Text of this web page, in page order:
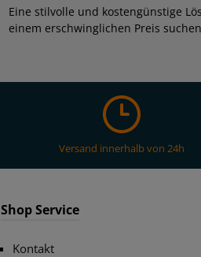
Eine stilvolle und kostengünstige
einem erschwinglichen Preis
Versand innerhalb von 24h
Shop Service
Kontakt